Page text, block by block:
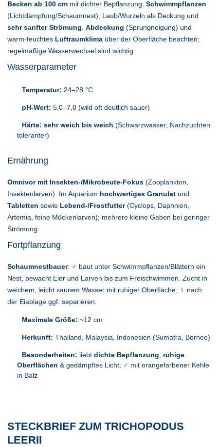
Becken ab 100 cm mit dichter Bepflanzung, Schwimmpflanzen
(Lichtdämpfung/Schaumnest), Laub/Wurzeln als Deckung und
sehr sanfter Strömung. Abdeckung (Sprungneigung) und
warm-feuchtes Luftraumklima über der Oberfläche beachten;
regelmäßige Wasserwechsel sind wichtig.
Wasserparameter
Temperatur: 24–28 °C
pH-Wert: 5,0–7,0 (wild oft deutlich sauer)
Härte: sehr weich bis weich (Schwarzwasser; Nachzuchten
toleranter)
Ernährung
Omnivor mit Insekten-/Mikrobeute-Fokus (Zooplankton,
Insektenlarven). Im Aquarium hochwertiges Granulat und
Tabletten sowie Lebend-/Frostfutter(Cyclops, Daphnien,
Artemia, feine Mückenlarven); mehrere kleine Gaben bei geringer
Strömung.
Fortpflanzung
Schaumnestbauer: ♂ baut unter Schwimmpflanzen/Blättern ein
Nest, bewacht Eier und Larven bis zum Freischwimmen. Zucht in
weichem, leicht saurem Wasser mit ruhiger Oberfläche; ♀ nach
der Eiablage ggf. separieren.
Maximale Größe: ~12 cm
Herkunft: Thailand, Malaysia, Indonesien (Sumatra, Borneo)
Besonderheiten: liebt dichte Bepflanzung, ruhige
Oberflächen & gedämpftes Licht; ♂ mit orangefarbener Kehle
in Balz
STECKBRIEF ZUM TRICHOPODUS
LEERII